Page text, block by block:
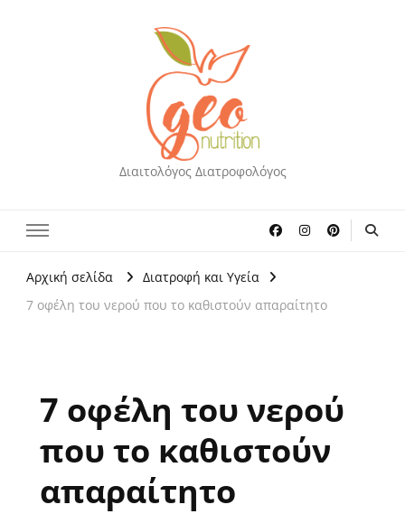
Διαιτολόγος Διατροφολόγος
Αρχική σελίδα
Διατροφή και Υγεία
7 οφέλη του νερού που το καθιστούν απαραίτητο
7 οφέλη του νερού
που το καθιστούν
απαραίτητο